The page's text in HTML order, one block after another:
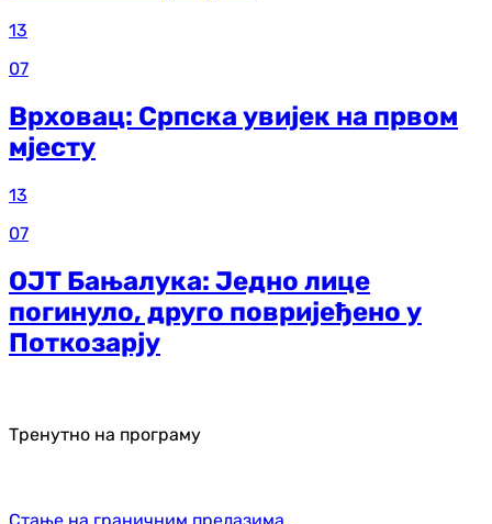
13
07
Врховац: Српска увијек на првом
мјесту
13
07
ОЈТ Бањалука: Једно лице
погинуло, друго повријеђено у
Поткозарју
Тренутно на програму